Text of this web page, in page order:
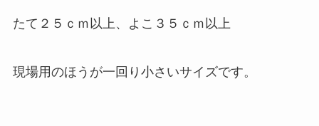
たて２５ｃｍ以上、よこ３５ｃｍ以上
現場用のほうが一回り小さいサイズです。